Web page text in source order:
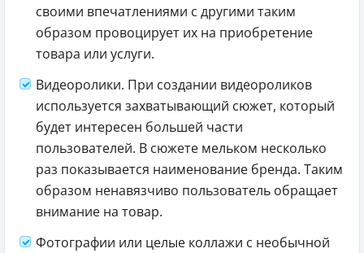
своими впечатлениями с другими таким
образом провоцирует их на приобретение
товара или услуги.
Видеоролики. При создании видеороликов
используется захватывающий сюжет, который
будет интересен большей части
пользователей. В сюжете мельком несколько
раз показывается наименование бренда. Таким
образом ненавязчиво пользователь обращает
внимание на товар.
Фотографии или целые коллажи с необычной